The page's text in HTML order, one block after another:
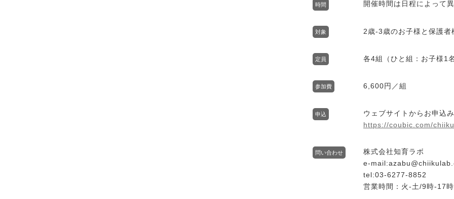
時間 開催時間は日程によって
対象 2歳-3歳のお子様と保護者
定員 各4組（ひと組：お子様1
参加費 6,600円／組
申込
ウェブサイトからお申込
https://coubic.com/
問い合わせ
株式会社知育ラボ
e-
tel:03-6277-8852
営業時間：火-土/9時-17時